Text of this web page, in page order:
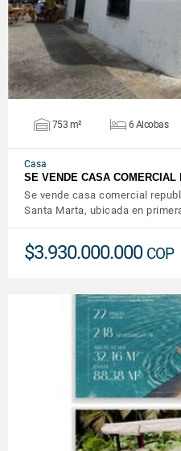
753 m² 6 Alcobas
Casa
SE VENDE CASA
Se vende casa comercial
Santa Marta, ubicada en
$3.930.000.000 COP
VER